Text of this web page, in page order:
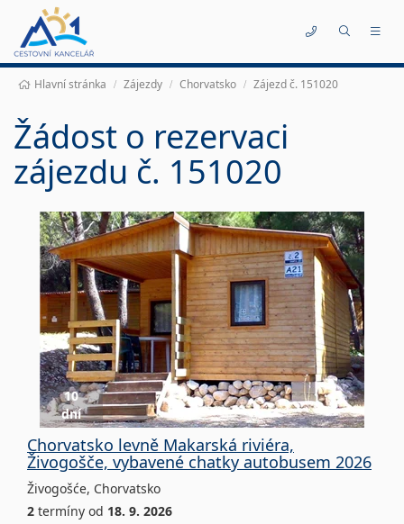
Kontakty
Hlavní stránka Zájezdy Chorvatsko Zájezd č. 151020
Žádost o rezervaci
zájezdu č. 151020
10
dní
Chorvatsko levně Makarská riviéra,
Živogošče, vybavené chatky autobusem 2026
Živogošće, Chorvatsko
2 termíny od 18. 9. 2026